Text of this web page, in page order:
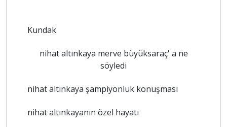
Kundak
nihat altınkaya merve büyüksaraç' a ne
söyledi
nihat altınkaya şampiyonluk konuşması
nihat altınkayanın özel hayatı